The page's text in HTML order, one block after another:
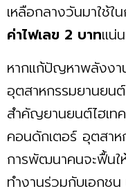
เหลือกลางวันมาใช้ใ
ค่าไฟเลข 2 บาทแ
หากแก้ปัญหาพลังง
อุตสาหกรรมยานยน
สำคัญยานยนต์ไฮเท
คอนดักเตอร์ อุตสา
การพัฒนาคนจะฟื้นใ
ทำงานร่วมกับเอกช